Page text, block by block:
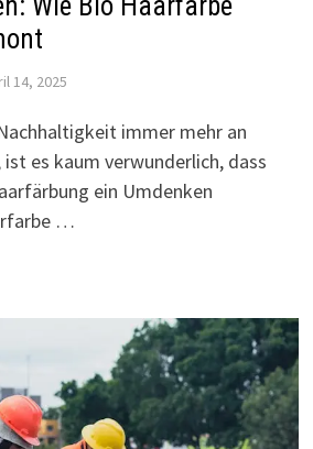
14, 2025
immer mehr an
es kaum verwunderlich, dass
ein Umdenken
…